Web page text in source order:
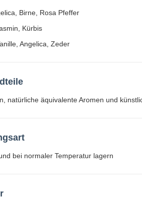
Birne, Rosa Pfeffer
Kürbis
Angelica, Zeder
natürliche äquivalente Aromen und
bei normaler Temperatur lagern